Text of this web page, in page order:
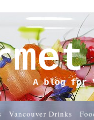
A blog for
Vancouver Drinks